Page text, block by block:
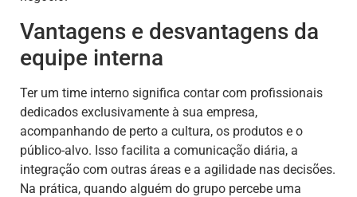
Vantagens e desvantagens da
equipe interna
Ter um time interno significa contar com profissionais
dedicados exclusivamente à sua empresa,
acompanhando de perto a cultura, os produtos e o
público-alvo. Isso facilita a comunicação diária, a
integração com outras áreas e a agilidade nas decisões.
Na prática, quando alguém do grupo percebe uma